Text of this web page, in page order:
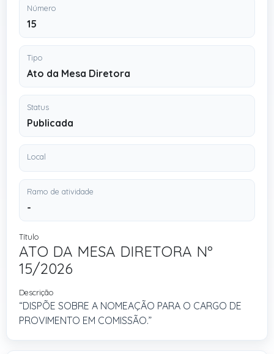
Número
15
Tipo
Ato da Mesa Diretora
Status
Publicada
Local
Ramo de atividade
-
Título
ATO DA MESA DIRETORA Nº
15/2026
Descrição
“DISPÕE SOBRE A NOMEAÇÃO PARA O CARGO DE
PROVIMENTO EM COMISSÃO.”